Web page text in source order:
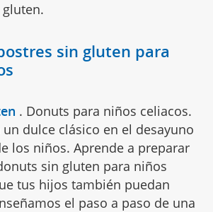
sin gluten para
. Donuts para niños celiacos.
dulce clásico en el desayuno
los niños. Aprende a preparar
sin gluten para niños
tus hijos también puedan
el paso a paso de una